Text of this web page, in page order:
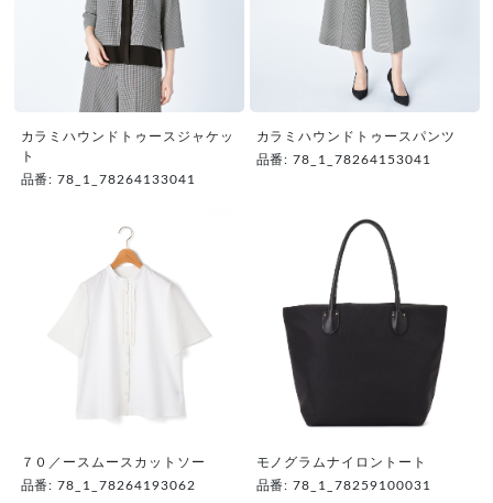
カラミハウンドトゥースジャケッ
ト
品番: 78_1_78264133041
カラミハウンドトゥースパンツ
品番: 78_1_78264153041
７０／ースムースカットソー
品番: 78_1_78264193062
モノグラムナイロントート
品番: 78_1_78259100031